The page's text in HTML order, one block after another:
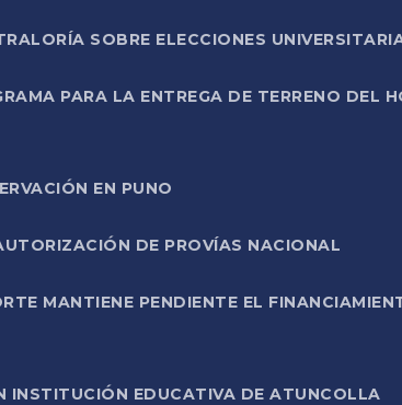
SOBRE ELECCIONES
PARA LA ENTREGA DE TERRENO DEL
EN PUNO
DE PROVÍAS NACIONAL
MANTIENE PENDIENTE EL
INSTITUCIÓN EDUCATIVA DE ATUNCOLLA